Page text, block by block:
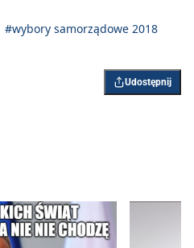
#wybory samorządowe 2018
Udostępnij